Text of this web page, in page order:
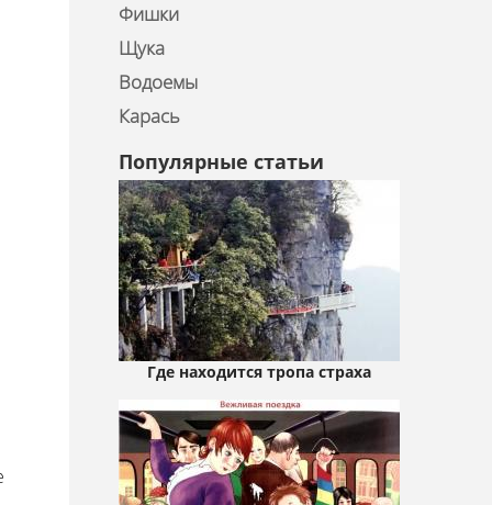
Фишки
Щука
Водоемы
Карась
Популярные статьи
Где находится тропа страха